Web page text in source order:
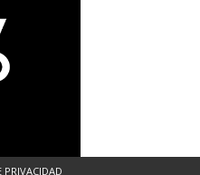
PRIVACIDAD